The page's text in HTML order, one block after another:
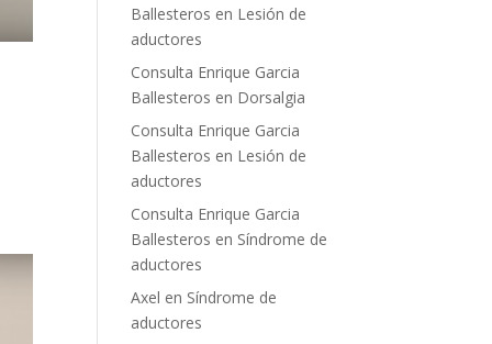
Ballesteros en Lesión de
aductores
Consulta Enrique Garcia
Ballesteros en Dorsalgia
Consulta Enrique Garcia
Ballesteros en Lesión de
aductores
Consulta Enrique Garcia
Ballesteros en Síndrome de
aductores
Axel en Síndrome de
aductores